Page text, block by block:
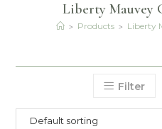
Liberty Mauvey
> Products > Liberty
Filter